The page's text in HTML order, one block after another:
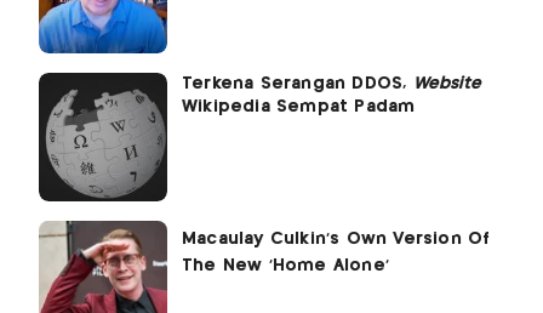
Terkena Serangan DDOS,
Website
Wikipedia Sempat Padam